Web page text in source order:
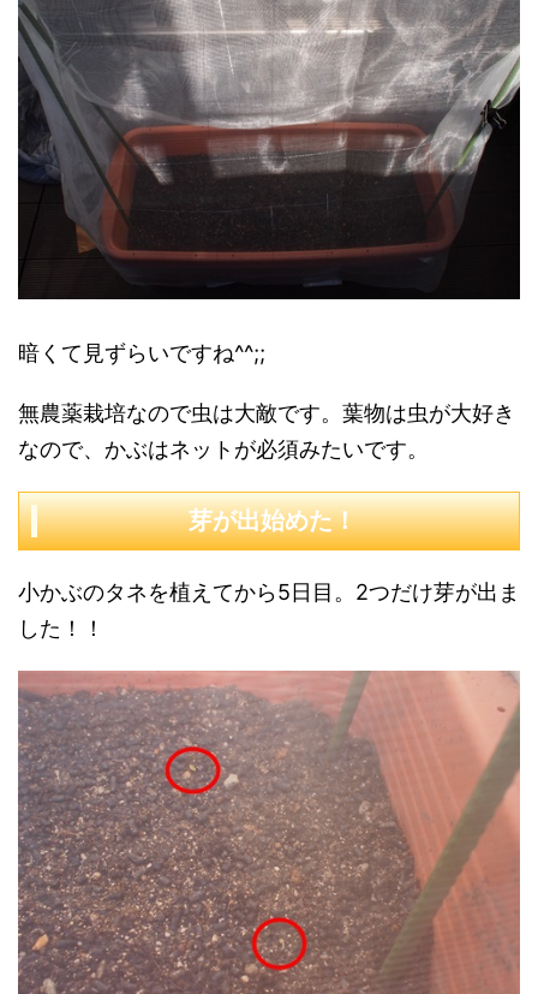
暗くて見ずらいですね^^;;
無農薬栽培なので虫は大敵です。葉物は虫が大好き
なので、かぶはネットが必須みたいです。
芽が出始めた！
小かぶのタネを植えてから5日目。2つだけ芽が出ま
した！！